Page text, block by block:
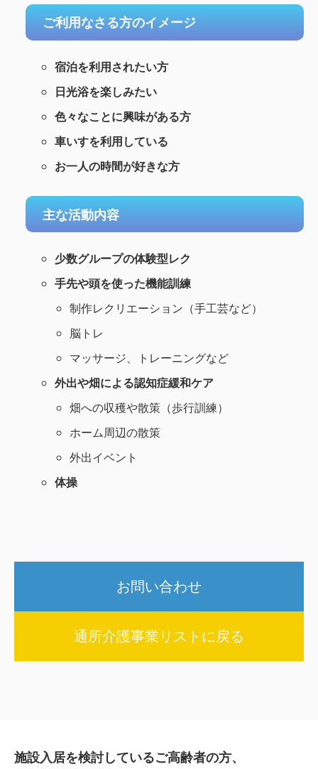
ご利用なさる方のイメージ
宿泊を利用されたい方
日光浴を楽しみたい
色々なことに興味がある方
車いすを利用している
お一人の時間が好きな方
主な活動内容
少数グループの体験型レク
手先や頭を使った機能訓練
制作レクリエーション（手工芸など）
脳トレ
マッサージ、トレーニングなど
外出や畑による認知症緩和ケア
畑への収穫や散策（歩行訓練）
ホーム周辺の散策
外出イベント
体操
お問い合わせ
通所介護事業リストに戻る
施設入居を検討しているご高齢者の方、